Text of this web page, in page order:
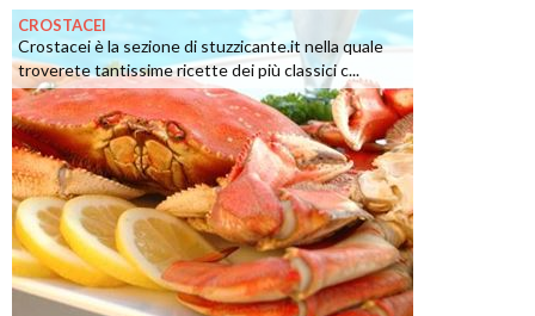
CROSTACEI
Crostacei è la sezione di stuzzicante.it nella quale
troverete tantissime ricette dei più classici c...